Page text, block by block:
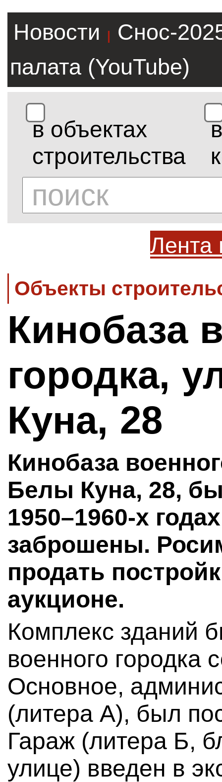
Новости |
Снос-
палата (YouTube)
в объектах
строительства
в
Лента
Объекты
Кинобаза
городка,
Куна, 28
Кинобаза
Белы Куна, 28,
1950–1960-х
заброшены.
продать
аукционе.
Комплекс зданий
военного городка
Основное,
(литера А), был
Гараж (литера Б,
улице) введен в